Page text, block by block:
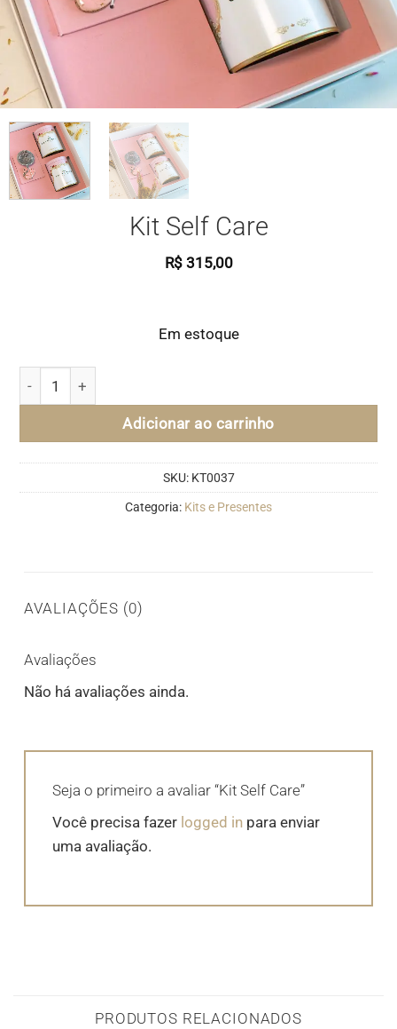
Kit Self Care
R$315,00
Em estoque
Adicionar ao carrinho
SKU: KT0037
Categoria: Kits e Presentes
AVALIAÇÕES (0)
Avaliações
Não há avaliações ainda.
Seja o primeiro a avaliar “Kit Self Care”
Você precisa fazer logged in para enviar
uma avaliação.
PRODUTOS RELACIONADOS